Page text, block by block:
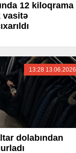
12 kiloqrama
vasitə
13:28 13.06.2026
dolabından